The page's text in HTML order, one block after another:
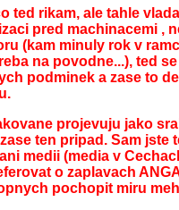
ted rikam, ale tahle
pred machinacemi ,
(kam minuly rok v
na povodne...), ted
podminek a zase to
projevuju jako
ten pripad. Sam jste
medii (media v
o zaplavach
pochopit miru